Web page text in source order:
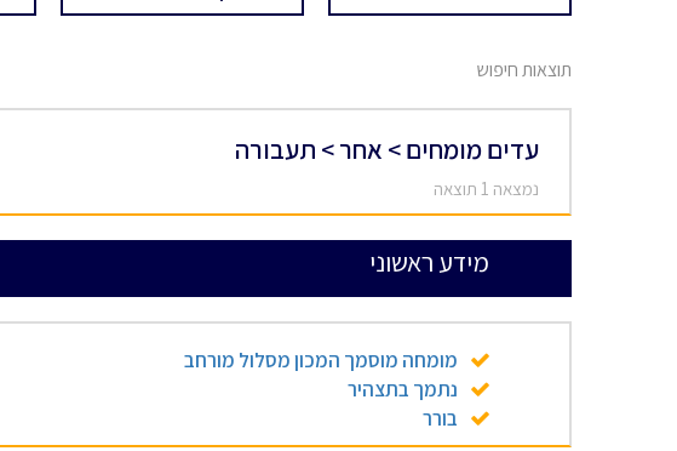
תוצאות חיפוש
עדים מומחים > אחר > תעבורה
נמצאה 1 תוצאה
מידע ראשוני
מומחה מוסמך המכון מסלול מורחב
נתמך בתצהיר
בורר